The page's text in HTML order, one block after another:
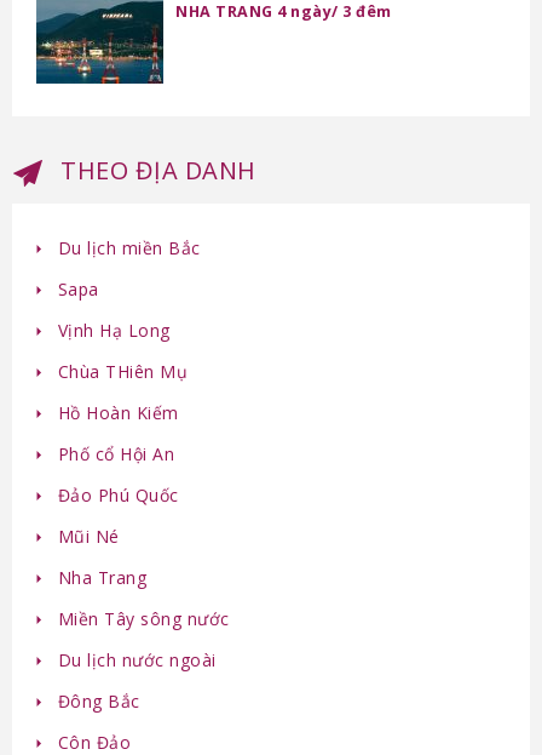
NHA TRANG 4 ngày/ 3 đêm
THEO ĐỊA DANH
Du lịch miền Bắc
Sapa
Vịnh Hạ Long
Chùa THiên Mụ
Hồ Hoàn Kiếm
Phố cổ Hội An
Đảo Phú Quốc
Mũi Né
Nha Trang
Miền Tây sông nước
Du lịch nước ngoài
Đông Bắc
Côn Đảo